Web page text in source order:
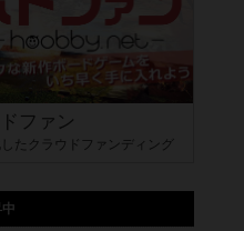
ファン
たクラウドファンディング